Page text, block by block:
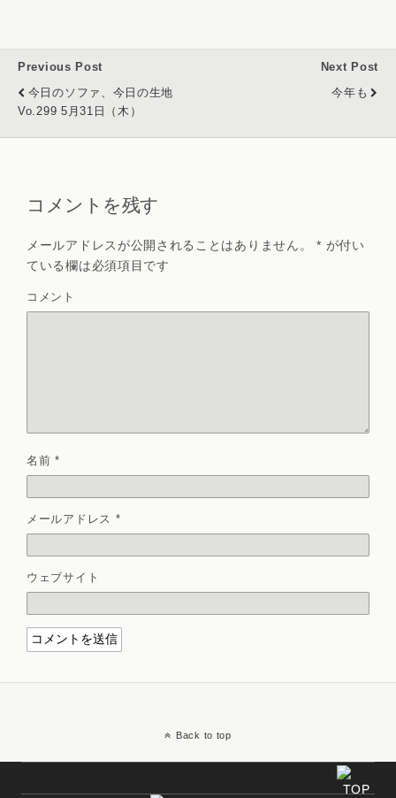
Previous Post
今日のソファ、今日の生地
Vo.299 5月31日（木）
Next Post
今年も
コメントを残す
メールアドレスが公開されることはありません。 * が付い
ている欄は必須項目です
コメント
名前*
メールアドレス *
ウェブサイト
Back to top